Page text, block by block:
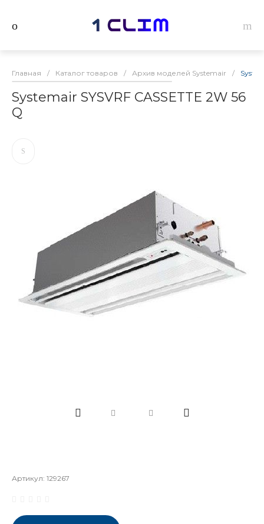
Главная / Каталог товаров / Архив моделей Systemair /
Systemair SYSVRF CASSETTE 2W 56
Q
Артикул: 129267